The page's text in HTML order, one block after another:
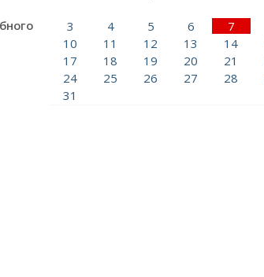
3
4 5 6 7
10
11 12 13 14
17
18 19 20 21
24
25 26 27 28
31